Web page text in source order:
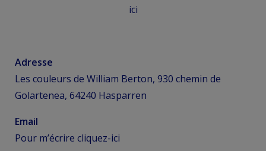
ici
Adresse
Les couleurs de William Berton, 930 chemin de
Golartenea, 64240 Hasparren
Email
Pour m’écrire cliquez-ici